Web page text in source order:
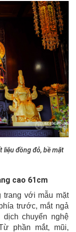
liệu đồng đỏ, bề mặt
cao 61cm
với mẫu mặt
trước, mắt ngả
chuyển nghệ
phần mắt, mũi,